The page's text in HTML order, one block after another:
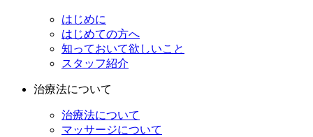
はじめに
はじめての方へ
知っておいて欲しいこと
スタッフ紹介
治療法について
治療法について
マッサージについて